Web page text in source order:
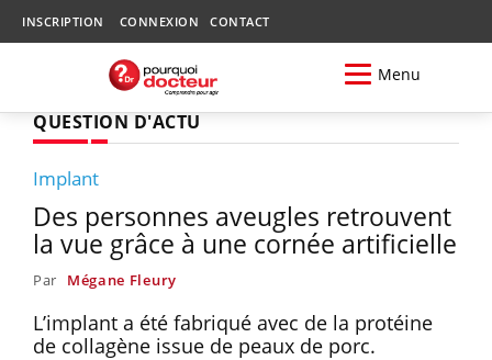
INSCRIPTION CONNEXION CONTACT
Menu
QUESTION D'ACTU
Implant
Des personnes aveugles retrouvent
la vue grâce à une cornée artificielle
Par Mégane Fleury
L’implant a été fabriqué avec de la protéine
de collagène issue de peaux de porc.